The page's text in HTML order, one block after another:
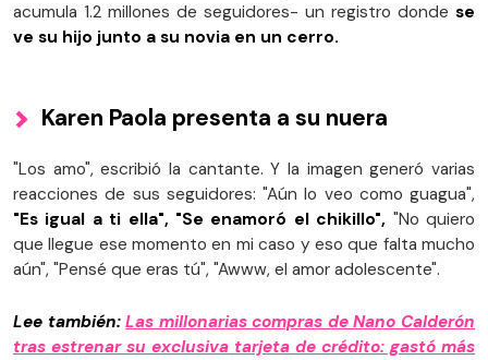
acumula 1.2 millones de seguidores- un registro donde se
ve su hijo junto a su novia en un cerro.
Karen Paola presenta a su nuera
"Los amo", escribió la cantante. Y la imagen generó varias
reacciones de sus seguidores: "Aún lo veo como guagua",
"Es igual a ti ella", "Se enamoró el chikillo", "No quiero
que llegue ese momento en mi caso y eso que falta mucho
aún", "Pensé que eras tú", "Awww, el amor adolescente".
Lee también:Las millonarias compras de Nano Calderón
tras estrenar su exclusiva tarjeta de crédito: gastó más